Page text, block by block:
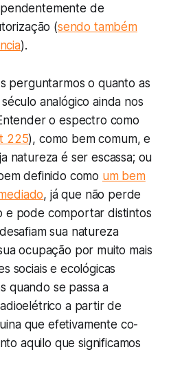
de
(sendo também
).
perguntarmos o quanto as
analógico ainda nos
o espectro como
225), como bem comum, e
natureza é ser escassa; ou
definido como um bem
, já que não perde
e pode comportar distintos
sua natureza
ocupação por muito mais
sociais e ecológicas
quando se passa a
a partir de
que efetivamente co-
aquilo que significamos